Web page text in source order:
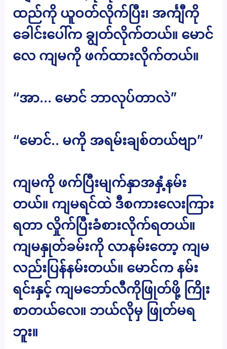
ထည်ကို ယူဝတ်လိုက်ပြီး၊ အင်္ကျီကို
ခေါင်းပေါ်က ချွတ်လိုက်တယ်။ မောင်
လေ ကျမကို ဖက်ထားလိုက်တယ်။
“အာ… မောင် ဘာလုပ်တာလဲ”
“မောင်.. မကို အရမ်းချစ်တယ်ဗျာ”
ကျမကို ဖက်ပြီးမျက်နှာအနှံ့နမ်း
တယ်။ ကျမရင်ထဲ ဒီစကားလေးကြား
ရတာ လှိုက်ပြီးခံစားလိုက်ရတယ်။
ကျမနှုတ်ခမ်းကို လာနမ်းတော့ ကျမ
လည်းပြန်နမ်းတယ်။ မောင်က နမ်း
ရင်းနှင့် ကျမဘော်လီကိုဖြုတ်ဖို့ ကြိုး
စာတယ်လေ။ ဘယ်လိုမှ ဖြုတ်မရ
ဘူး။